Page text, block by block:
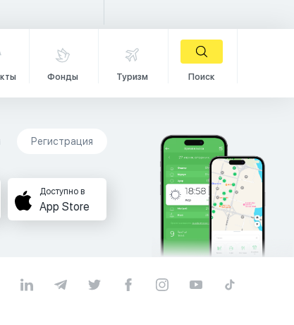
Фонды Туризм Поиск
Регистрация
Доступно в
App Store